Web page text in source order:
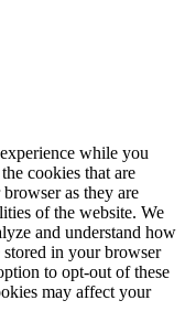
while you
cookies that are
as they are
of the website. We
and understand how
in your browser
to opt-out of these
may affect your